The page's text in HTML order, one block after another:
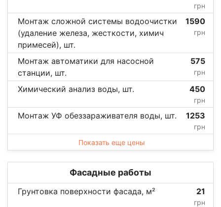
грн
Монтаж сложной системы водоочистки
(удаление железа, жесткости, химич
примесей), шт.
1590
грн
Монтаж автоматики для насосной
станции, шт.
575
грн
Химический анализ воды, шт. 450
грн
Монтаж УФ обеззараживателя воды, шт. 1253
грн
Показать еще цены
Фасадные работы
Грунтовка поверхности фасада, м² 21
грн